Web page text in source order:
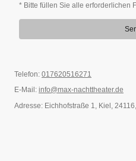
* Bitte füllen Sie alle erforderlichen
Telefon: 017620516271
E-Mail: info@max-nachttheater.de
Adresse: Eichhofstraße 1, Kiel,